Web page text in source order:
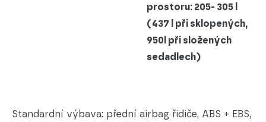
prostoru: 205- 305 l
(437 l při sklopených,
950l při složených
sedadlech)
Standardní výbava: přední airbag řidiče, ABS + EBS,